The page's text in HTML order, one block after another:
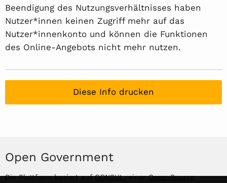
Beendigung des Nutzungsverhältnisses haben
Nutzer*innen keinen Zugriff mehr auf das
Nutzer*innenkonto und können die Funktionen
des Online-Angebots nicht mehr nutzen.
Diese Info drucken
Open Government
Die Plattform basiert aufCONSUL, einerOpen-Source